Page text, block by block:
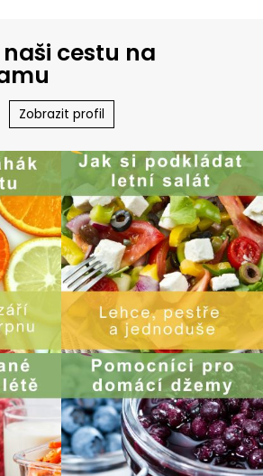
cestu na
Zobrazit profil